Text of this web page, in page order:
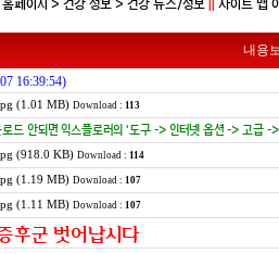
페이지 > 건강 정보 > 건강 뉴스/정보 사이트 맵
내용
16:39:54)
(1.01 MB) Download : 113
로드 안되면 익스플로러의 '도구 -> 인터넷 옵션 -> 고급
(918.0 KB) Download : 114
(1.19 MB) Download : 107
(1.11 MB) Download : 107
후군 벗어납시다